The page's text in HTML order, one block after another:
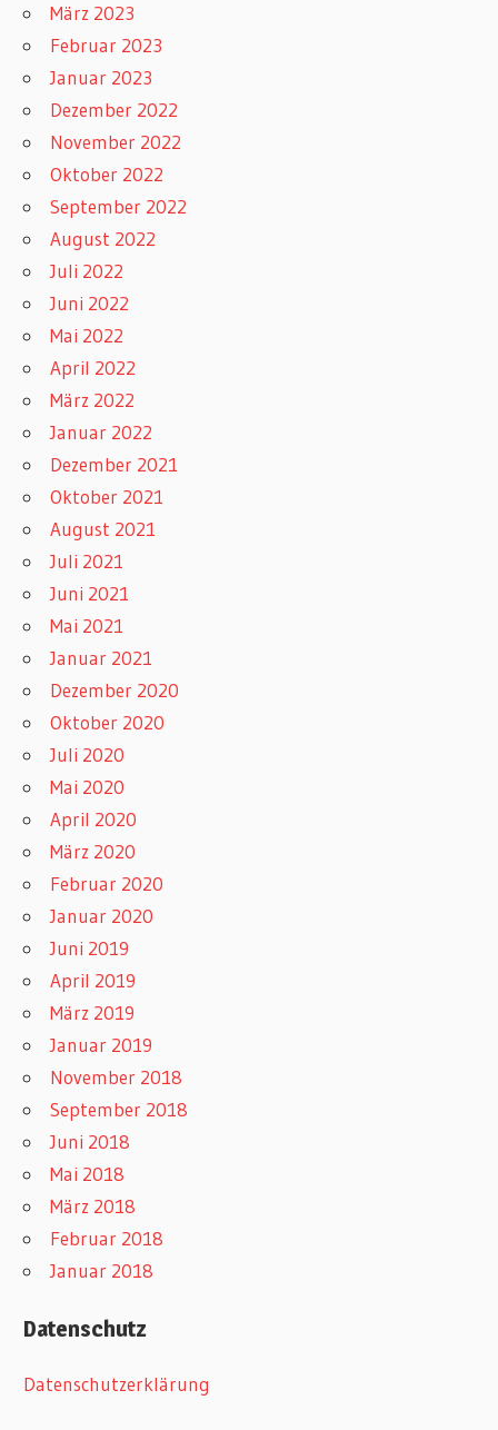
März 2023
Februar 2023
Januar 2023
Dezember 2022
November 2022
Oktober 2022
September 2022
August 2022
Juli 2022
Juni 2022
Mai 2022
April 2022
März 2022
Januar 2022
Dezember 2021
Oktober 2021
August 2021
Juli 2021
Juni 2021
Mai 2021
Januar 2021
Dezember 2020
Oktober 2020
Juli 2020
Mai 2020
April 2020
März 2020
Februar 2020
Januar 2020
Juni 2019
April 2019
März 2019
Januar 2019
November 2018
September 2018
Juni 2018
Mai 2018
März 2018
Februar 2018
Januar 2018
Datenschutz
Datenschutzerklärung